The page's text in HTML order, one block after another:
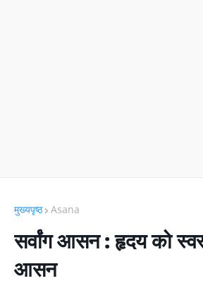
मुख्यपृष्ठ Asana
सर्वांग आसन : हृदय को
आसन